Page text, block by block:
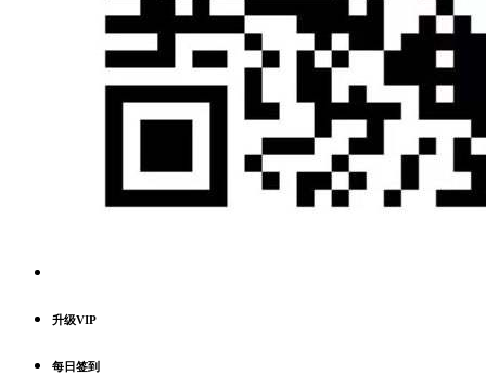
升级VIP
每日签到